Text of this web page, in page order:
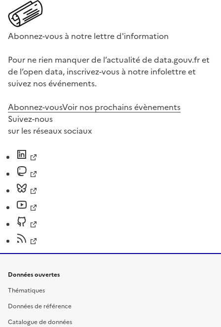
Abonnez-vous à notre lettre d'information
Pour ne rien manquer de l’actualité de data.gouv.fr et
de l’open data, inscrivez-vous à notre infolettre et
suivez nos événements.
Abonnez-vousVoir nos prochains évènements
Suivez-nous
sur les réseaux sociaux
Données ouvertes
Thématiques
Données de référence
Catalogue de données